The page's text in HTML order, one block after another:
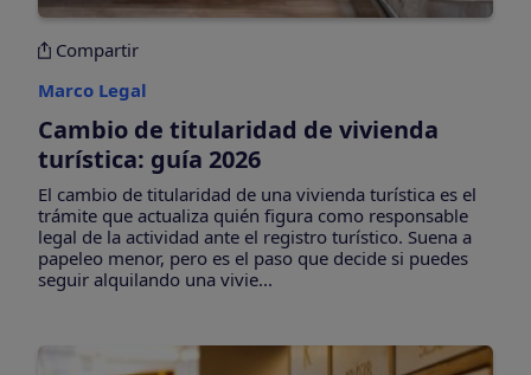
Compartir
Marco Legal
Cambio de titularidad de vivienda
turística: guía 2026
El cambio de titularidad de una vivienda turística es el
trámite que actualiza quién figura como responsable
legal de la actividad ante el registro turístico. Suena a
papeleo menor, pero es el paso que decide si puedes
seguir alquilando una vivie...